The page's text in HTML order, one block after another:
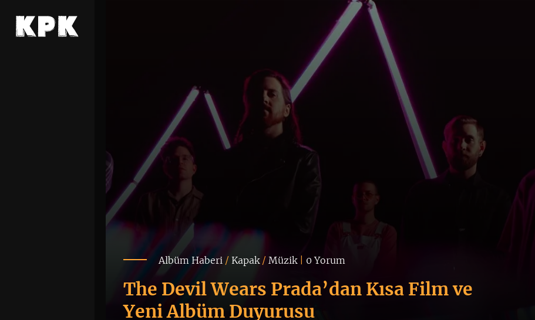
Albüm Haberi /Kapak/Müzik| 0 Yorum
The Devil Wears Prada’dan Kısa Film ve
Yeni Albüm Duyurusu